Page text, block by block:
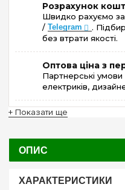
Розрахунок
Швидко рахуємо
/ Telegram
.
без втрати якості.
Оптова ціна з
Партнерські
електриків,
+ Показати ще
ОПИС
ХАРАКТЕРИСТИКИ